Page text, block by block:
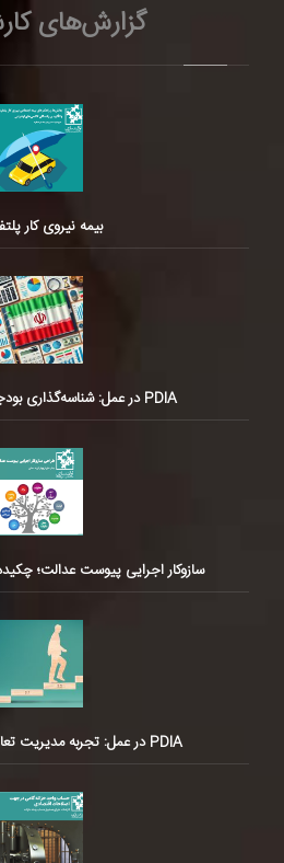
گزارش‌های
بیمه نیروی کار
PDIA در عمل: شناسه‌گذاری بودجه و طبقه‌بندی آن
سازوکار اجرایی پیوست عدالت؛
PDIA در عمل: تجربه مدیریت تعارض منافع در ایران